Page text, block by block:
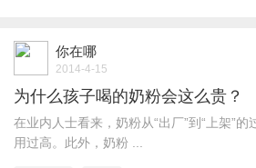
你在哪
2014-4-15
为什么孩子喝的奶粉会这么贵？
在业内人士看来，奶粉从“出厂”到“上架”
用过高。此外，奶粉 ...